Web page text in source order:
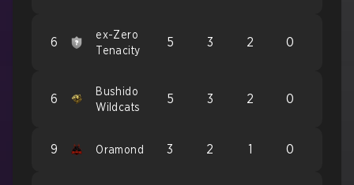
6
ex-Zero
Tenacity
5 3 2 0
6
Bushido
Wildcats
5 3 2 0
9 Oramond 3 2 1 0